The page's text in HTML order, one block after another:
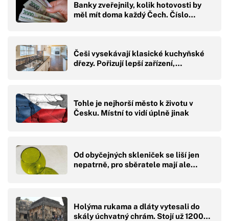
Banky zveřejnily, kolik hotovosti by
měl mít doma každý Čech. Číslo…
Češi vysekávají klasické kuchyňské
dřezy. Pořizují lepší zařízení,…
Tohle je nejhorší město k životu v
Česku. Místní to vidí úplně jinak
Od obyčejných skleniček se liší jen
nepatrně, pro sběratele mají ale…
Holýma rukama a dláty vytesali do
skály úchvatný chrám. Stojí už 1200…